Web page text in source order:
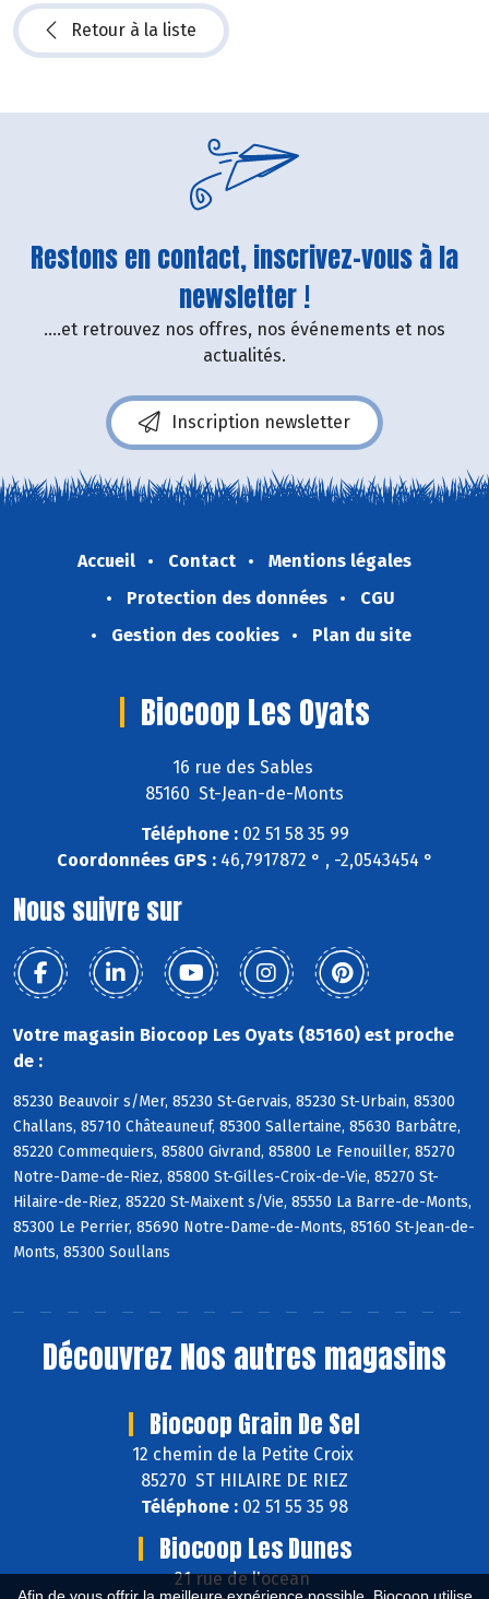
Retour à la liste
Restons en contact, inscrivez-vous à la
newsletter !
....et retrouvez nos offres, nos événements et nos
actualités.
Inscription newsletter
Accueil Contact
Mentions légales
Protection des données
CGU
Gestion des cookies
Plan du site
Biocoop Les Oyats
16 rue des Sables
85160 St-Jean-de-Monts
Téléphone :02 51 58 35 99
Coordonnées GPS :46,7917872 ° , -2,0543454 °
Nous suivre sur
Votre magasin Biocoop Les Oyats (85160) est proche
de :
85230 Beauvoir s/Mer, 85230 St-Gervais, 85230 St-Urbain, 85300
Challans, 85710 Châteauneuf, 85300 Sallertaine, 85630 Barbâtre,
85220 Commequiers, 85800 Givrand, 85800 Le Fenouiller, 85270
Notre-Dame-de-Riez, 85800 St-Gilles-Croix-de-Vie, 85270 St-
Hilaire-de-Riez, 85220 St-Maixent s/Vie, 85550 La Barre-de-Monts,
85300 Le Perrier, 85690 Notre-Dame-de-Monts, 85160 St-Jean-de-
Monts, 85300 Soullans
Découvrez Nos autres magasins
Biocoop Grain De Sel
12 chemin de la Petite Croix
85270 ST HILAIRE DE RIEZ
Téléphone : 02 51 55 35 98
Biocoop Les Dunes
21 rue de l'ocean